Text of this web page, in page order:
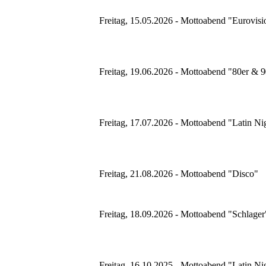
Freitag, 15.05.2026 - Mottoabend
Freitag, 19.06.2026 - Mottoabend "80er &
Freitag, 17.07.2026 - Mottoabend "Latin
Freitag, 21.08.2026 - Mottoabend "Disco"
Freitag, 18.09.2026 - Mottoabend